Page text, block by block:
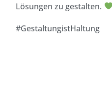
Lösungen zu gestalten.
#GestaltungistHaltung